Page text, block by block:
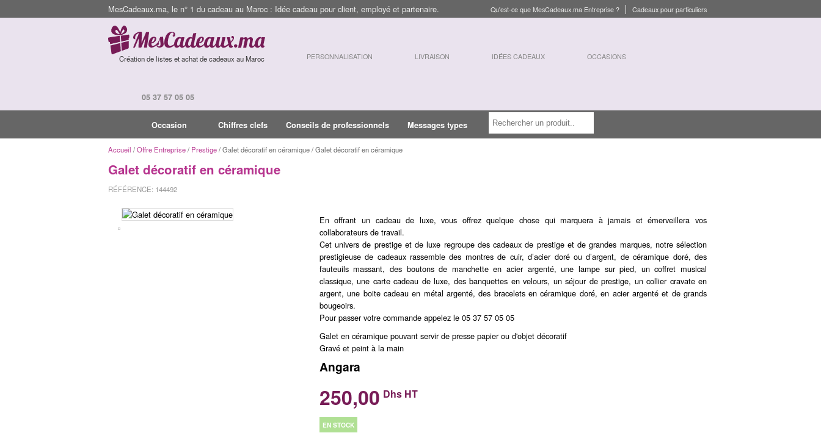
MesCadeaux.ma, le n° 1 du cadeau au Maroc : Idée cadeau pour client, employé et partenaire. Cadeaux pour particuliers
Qu'est-ce que MesCadeaux.ma Entreprise ?
Création de listes et achat de cadeaux au Maroc PERSONNALISATION LIVRAISON IDÉES CADEAUX OCCASIONS
05 37 57 05 05
Occasion Chiffres clefs Conseils de professionnels Messages types
Accueil /Offre Entreprise/ Prestige/ Galet décoratif en céramique / Galet décoratif en céramique
Galet décoratif en céramique
RÉFÉRENCE: 144492
En offrant un cadeau de luxe, vous offrez quelque chose qui marquera à jamais et émerveillera vos
collaborateurs de travail.
Cet univers de prestige et de luxe regroupe des cadeaux de prestige et de grandes marques, notre sélection
prestigieuse de cadeaux rassemble des montres de cuir, d’acier doré ou d’argent, de céramique doré, des
fauteuils massant, des boutons de manchette en acier argenté, une lampe sur pied, un coffret musical
classique, une carte cadeau de luxe, des banquettes en velours, un séjour de prestige, un collier cravate en
argent, une boite cadeau en métal argenté, des bracelets en céramique doré, en acier argenté et de grands
bougeoirs.
Pour passer votre commande appelez le 05 37 57 05 05
Galet en céramique pouvant servir de presse papier ou d'objet décoratif
Gravé et peint à la main
Angara
250,00 Dhs HT
EN STOCK